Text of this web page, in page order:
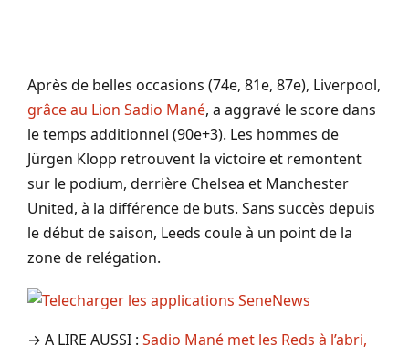
Après de belles occasions (74e, 81e, 87e), Liverpool,
grâce au Lion Sadio Mané, a aggravé le score dans
le temps additionnel (90e+3). Les hommes de
Jürgen Klopp retrouvent la victoire et remontent
sur le podium, derrière Chelsea et Manchester
United, à la différence de buts. Sans succès depuis
le début de saison, Leeds coule à un point de la
zone de relégation.
→ A LIRE AUSSI : Sadio Mané met les Reds à l’abri,